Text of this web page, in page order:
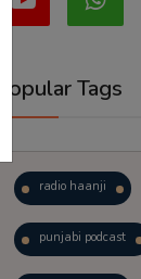
Popular Tags
radio haanji
punjabi podcast